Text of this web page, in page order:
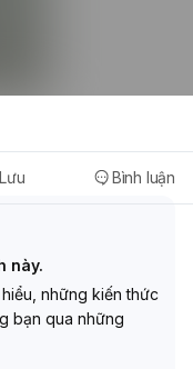
Lưu Bình luận
này.
những kiến thức
bạn qua những